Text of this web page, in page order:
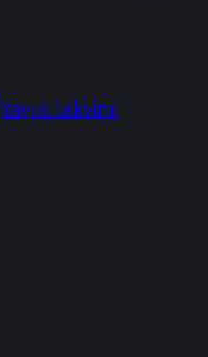
Yayın Takvimi